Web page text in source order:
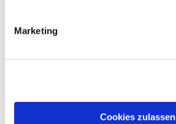
Marketing
Cookies zulassen